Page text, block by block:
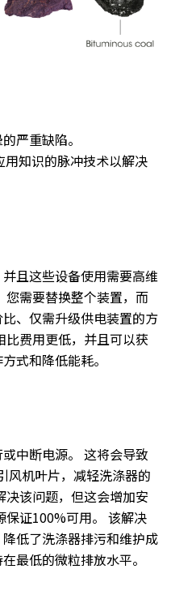
严重缺陷。
知识的脉冲技术以解决
且这些设备使用需要高维
需要替换整个装置，而
、仅需升级供电装置的方
费用更低，并且可以获
式和降低能耗。
中断电源。 这将会导致
风机叶片，减轻洗涤器的
该问题，但这会增加安
保证100%可用。 该解决
低了洗涤器排污和维护成
最低的微粒排放水平。